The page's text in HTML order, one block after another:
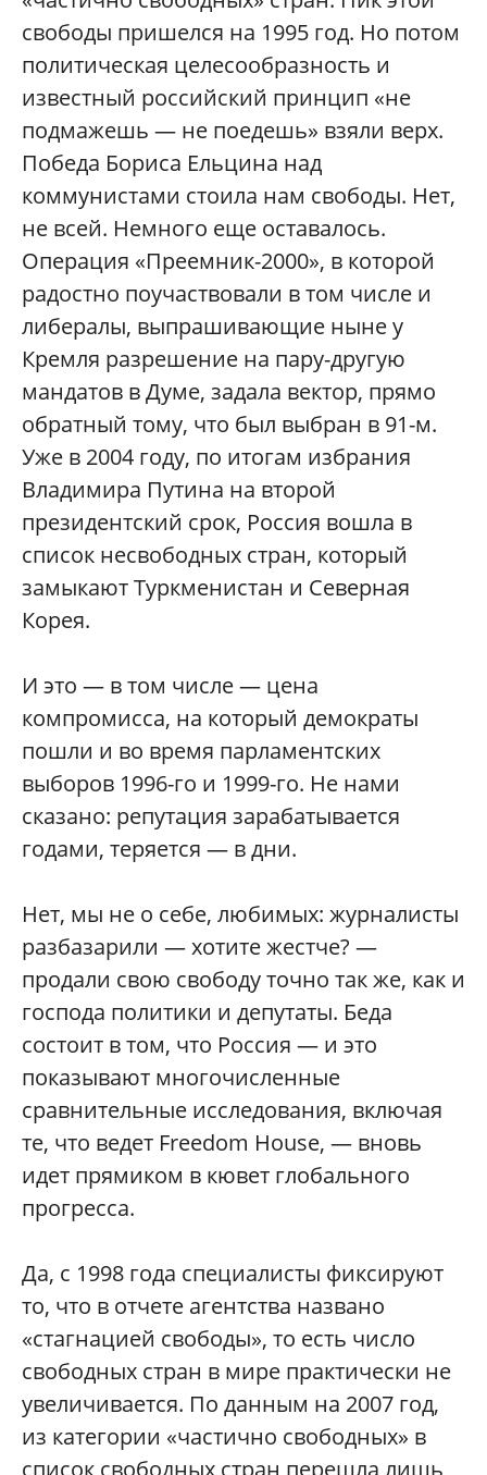
свободы пришелся на 1995 год. Но потом
политическая целесообразность и
известный российский принцип «не
подмажешь — не поедешь» взяли верх.
Победа Бориса Ельцина над
коммунистами стоила нам свободы. Нет,
не всей. Немного еще оставалось.
Операция «Преемник-2000», в которой
радостно поучаствовали в том числе и
либералы, выпрашивающие ныне у
Кремля разрешение на пару-другую
мандатов в Думе, задала вектор, прямо
обратный тому, что был выбран в 91-м.
Уже в 2004 году, по итогам избрания
Владимира Путина на второй
президентский срок, Россия вошла в
список несвободных стран, который
замыкают Туркменистан и Северная
Корея.
И это — в том числе — цена
компромисса, на который демократы
пошли и во время парламентских
выборов 1996-го и 1999-го. Не нами
сказано: репутация зарабатывается
годами, теряется — в дни.
Нет, мы не о себе, любимых: журналисты
разбазарили — хотите жестче? —
продали свою свободу точно так же, как и
господа политики и депутаты. Беда
состоит в том, что Россия — и это
показывают многочисленные
сравнительные исследования, включая
те, что ведет Freedom House, — вновь
идет прямиком в кювет глобального
прогресса.
Да, с 1998 года специалисты фиксируют
то, что в отчете агентства названо
«стагнацией свободы», то есть число
свободных стран в мире практически не
увеличивается. По данным на 2007 год,
из категории «частично свободных» в
список свободных стран перешла лишь